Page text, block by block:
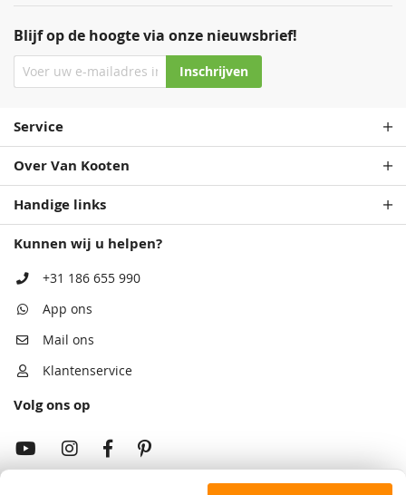
Blijf op de hoogte via onze nieuwsbrief!
Inschrijven
Service
Over Van Kooten
Handige links
Kunnen wij u helpen?
+31 186 655 990
App ons
Mail ons
Klantenservice
Volg ons op